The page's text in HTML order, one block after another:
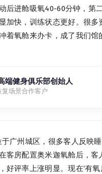
后进舱吸氧40-60分钟，第
加快，训练状态更好。很多
着氧舱来办卡，成了我们馆
端健身俱乐部创始人
复场景合作客户
广州城区，很多客人反映睡
客房配置奥米迦氧舱后，客
好评率上涨明显。现在‘有氧